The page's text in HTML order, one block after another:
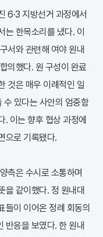
6·3 지방선거 과정에서
는 한목소리를 냈다. 이
서와 관련해 여야 원내
의했다. 원 구성이 완료
것은 매우 이례적인 일
수 있다는 사안의 엄중함
. 이는 향후 협상 과정에
으로 기록됐다.
측은 수시로 소통하며
을 같이했다. 정 원내대
들이 이어온 정례 회동의
반응을 보였다. 한 원내